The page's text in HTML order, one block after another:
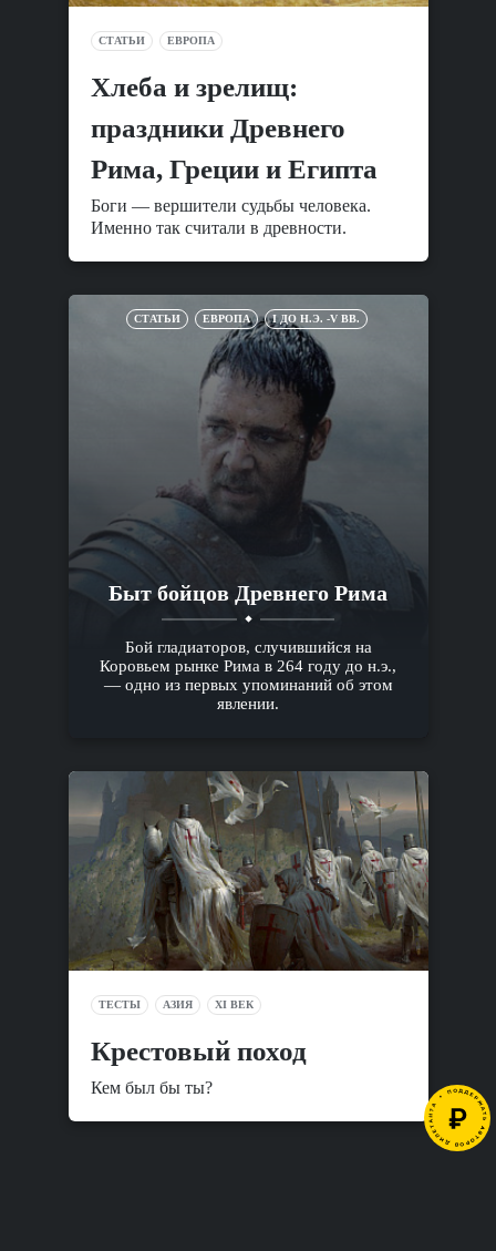
СТАТЬИ ЕВРОПА
Хлеба и зрелищ:
праздники Древнего
Рима, Греции и Египта
Боги — вершители судьбы человека.
Именно так считали в древности.
СТАТЬИ ЕВРОПА I ДО Н.Э. -V ВВ.
Быт бойцов Древнего Рима
Бой гладиаторов, случившийся на
Коровьем рынке Рима в 264 году до н.э.,
— одно из первых упоминаний об этом
явлении.
ТЕСТЫ АЗИЯ XI ВЕК
Крестовый поход
Кем был бы ты?